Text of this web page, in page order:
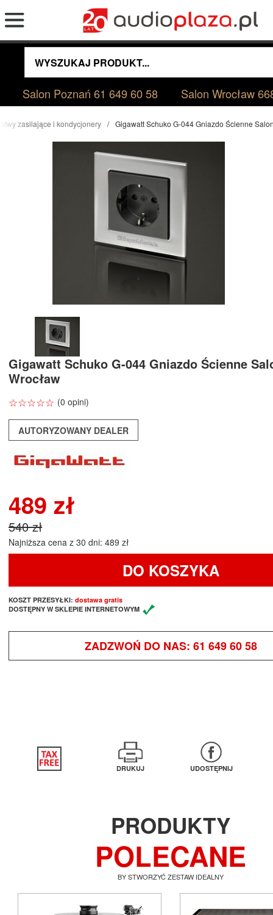
Salon Poznań61 649 60 58 Salon Wrocław
zasilające i kondycjonery Gigawatt Schuko G-044 Gniazdo Ścienne
Gigawatt Schuko G-044 Gniazdo Ścienne
Wrocław
☆☆☆☆☆
★★★★★ (0 opini)
AUTORYZOWANY DEALER
489 zł
540 zł
Najniższa cena z 30 dni: 489 zł
DO KOSZYKA
KOSZT PRZESYŁKI: dostawa gratis
DOSTĘPNY W SKLEPIE INTERNETOWYM
ZADZWOŃ DO NAS: 61 649 60 58
DRUKUJ UDOSTĘPNIJ
PRODUKTY
POLECANE
BY STWORZYĆ ZESTAW IDEALNY